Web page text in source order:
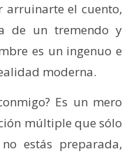
el cuento,
de un tremendo y
es un ingenuo e
moderna.
Es un mero
múltiple que sólo
estás preparada,